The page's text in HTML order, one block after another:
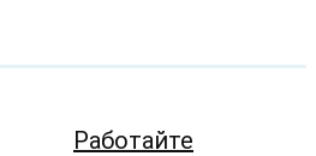
Работайте